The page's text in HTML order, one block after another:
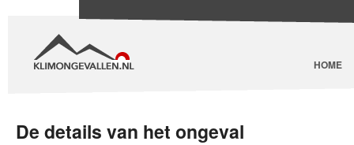
HOME
De details van het ongeval